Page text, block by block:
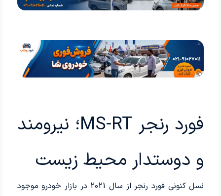
فورد رنجر MS-RT؛ نیرومند
و دوستدار محیط زیست
نسل کنونی فورد رنجر از سال 2021 در بازار خودرو موجود